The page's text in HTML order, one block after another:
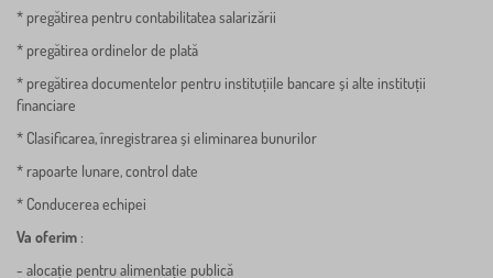
* pregătirea pentru contabilitatea salarizării
* pregătirea ordinelor de plată
* pregătirea documentelor pentru instituțiile bancare și alte instituții
financiare
* Clasificarea, înregistrarea și eliminarea bunurilor
* rapoarte lunare, control date
* Conducerea echipei
Va oferim :
- alocație pentru alimentație publică